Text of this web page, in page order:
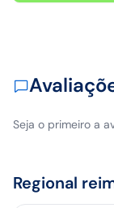
Seja o primeiro a
Regional